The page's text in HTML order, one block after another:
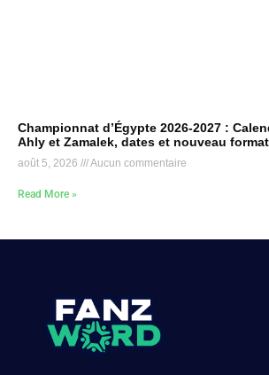
Championnat d’Égypte 2026-2027 :
Ahly et Zamalek, dates et nouveau
août 5, 2026 Aucun commentaire
Read More »